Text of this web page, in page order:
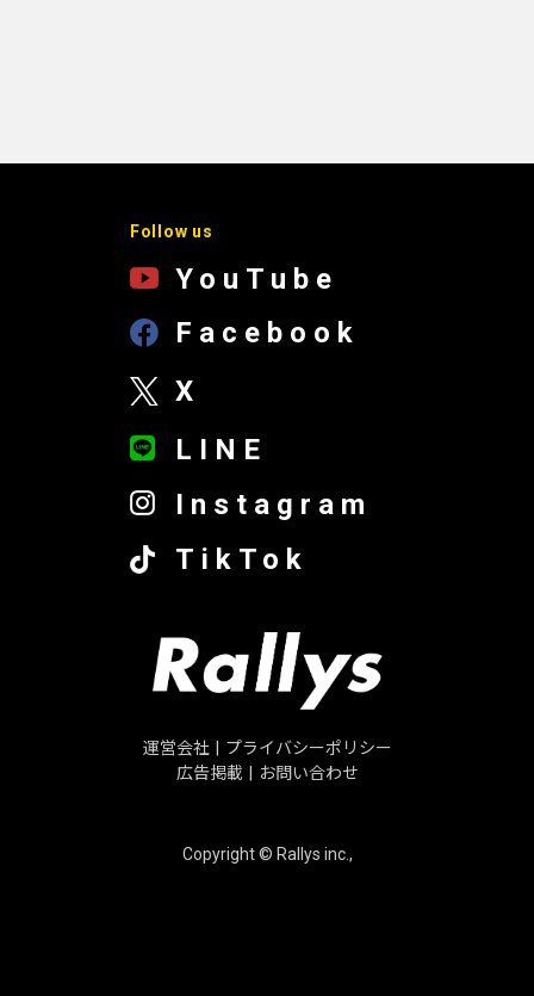
Follow us
YouTube
Facebook
X
LINE
Instagram
TikTok
運営会社
プライバシーポリシー
広告掲載
お問い合わせ
Copyright © Rallys inc.,